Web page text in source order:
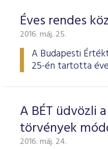
Éves rendes
2016. máj. 25.
A Budapesti
25-én tartotta
A BÉT üdvözli
törvények
2016. máj. 24.